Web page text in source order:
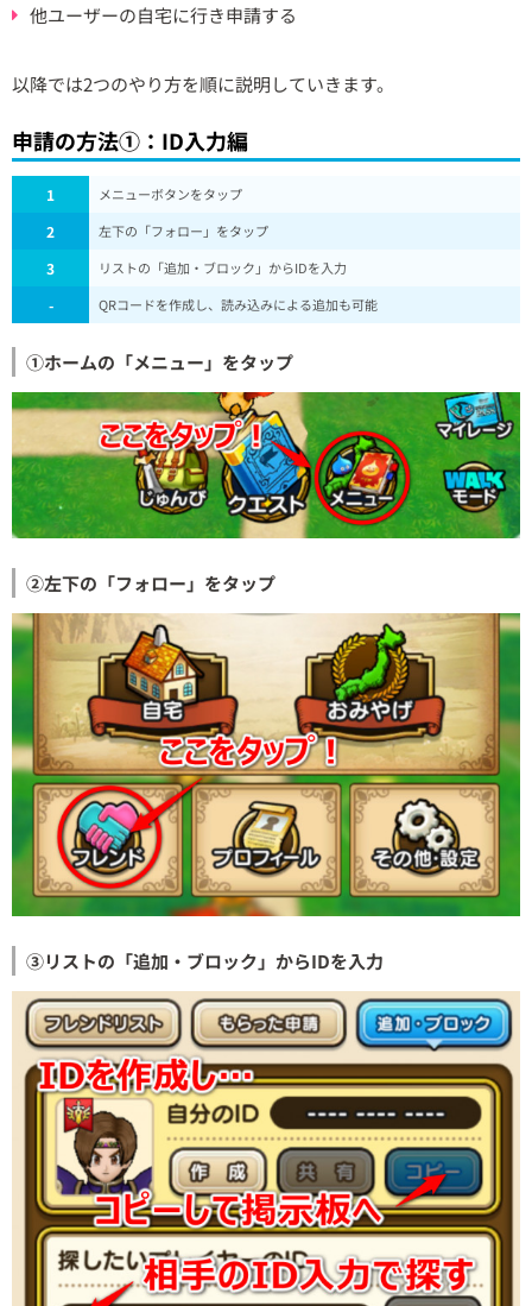
他ユーザーの自宅に行き申請する
以降では2つのやり方を順に説明していきます。
申請の方法①：ID入力編
1 メニューボタンをタップ
2 左下の「フォロー」をタップ
3 リストの「追加・ブロック」からIDを入力
- QRコードを作成し、読み込みによる追加も可能
①ホームの「メニュー」をタップ
②左下の「フォロー」をタップ
③リストの「追加・ブロック」からIDを入力